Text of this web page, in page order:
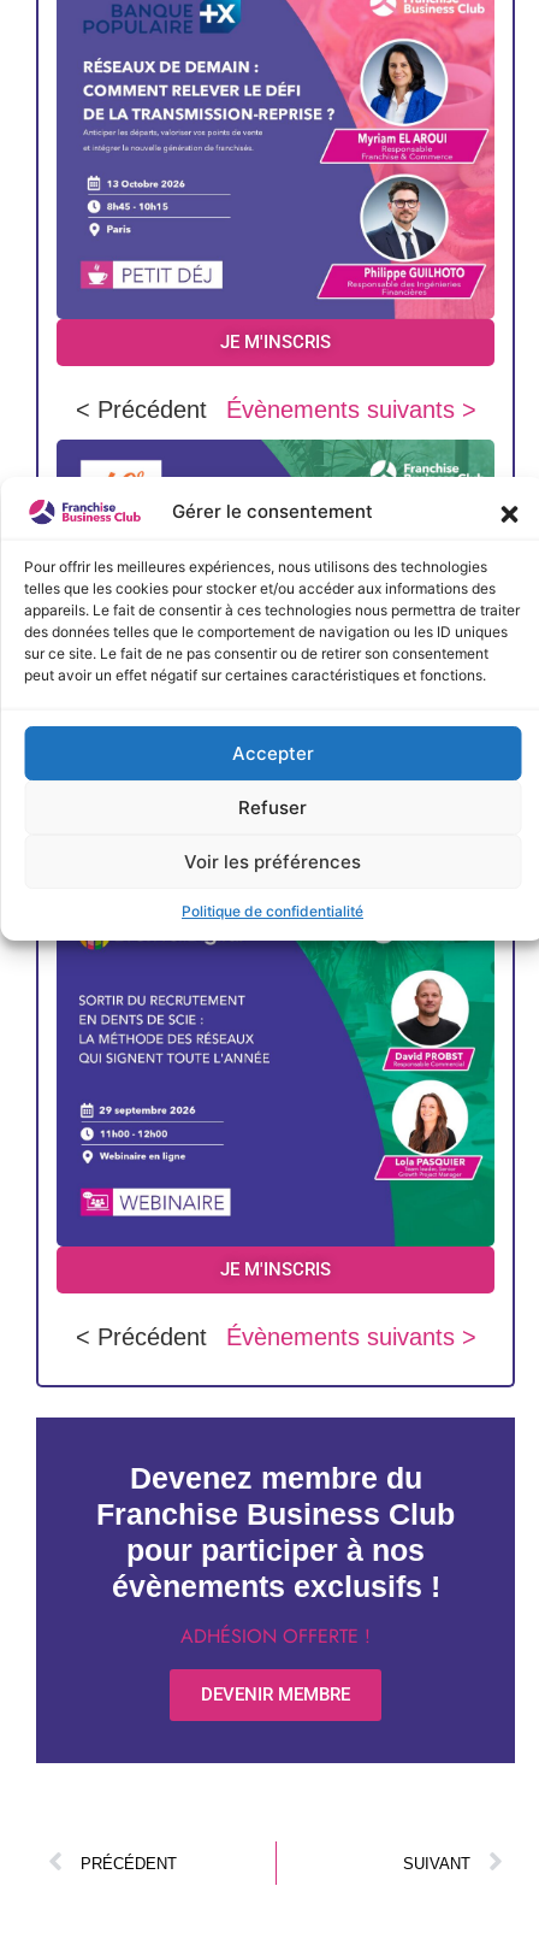
Gérer le consentement
Pour offrir les meilleures expériences, nous utilisons des technologies
telles que les cookies pour stocker et/ou accéder aux informations des
appareils. Le fait de consentir à ces technologies nous permettra de traiter
des données telles que le comportement de navigation ou les ID uniques
sur ce site. Le fait de ne pas consentir ou de retirer son consentement
peut avoir un effet négatif sur certaines caractéristiques et fonctions.
Accepter
Refuser
Voir les préférences
Politique de confidentialité
JE M'INSCRIS
< Précédent Évènements suivants >
JE M'INSCRIS
JE M'INSCRIS
< Précédent Évènements suivants >
Devenez membre du
Franchise Business Club
pour participer à nos
évènements exclusifs !
ADHÉSION OFFERTE !
DEVENIR MEMBRE
PRÉCÉDENT SUIVANT